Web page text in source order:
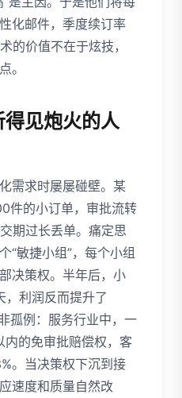
化邮件，季度续订率
的价值不在于炫技，
。
见炮火的人
需求时屡屡碰壁。某
件的小订单，审批流转
期过长丢单。痛定思
“敏捷小组”，每个小组
决策权。半年后，小
，利润反而提升了
孤例：服务行业中，一
的免审批赔偿权，客
。当决策权下沉到接
速度和质量自然改